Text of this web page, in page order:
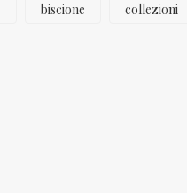
biscione collezioni